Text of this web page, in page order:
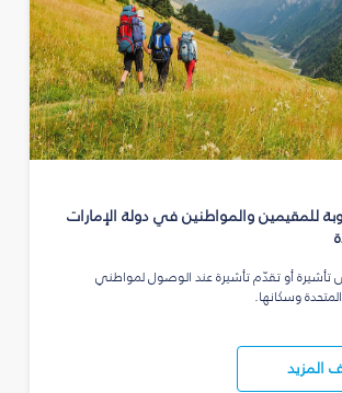
للمقيمين والمواطنين في دولة الإمارات
تأشيرة أو تقدّم تأشيرة عند الوصول لمواطني
وسكانها.
المزيد